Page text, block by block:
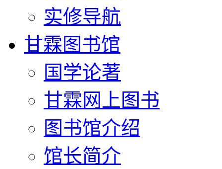
实修导航
甘霖图书馆
国学论著
甘霖网上图书
图书馆介绍
馆长简介